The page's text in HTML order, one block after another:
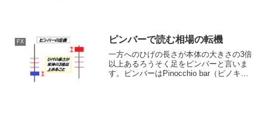
FX ピンバーで読む相場の転機
一方へのひげの長さが本体の大きさの3倍
以上あるろうそく足をピンバーと言いま
す。ピンバーはPinocchio bar（ピノキオ